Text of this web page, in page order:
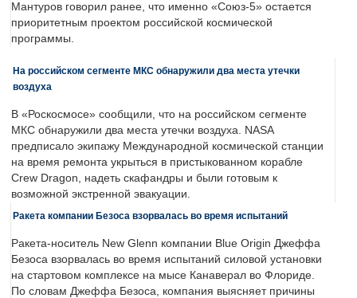
Мантуров говорил ранее, что именно «Союз-5» остается
приоритетным проектом российской космической
программы.
На российском сегменте МКС обнаружили два места утечки
воздуха
В «Роскосмосе» сообщили, что на российском сегменте
МКС обнаружили два места утечки воздуха. NASA
предписало экипажу Международной космической станции
на время ремонта укрыться в пристыкованном корабле
Crew Dragon, надеть скафандры и были готовым к
возможной экстренной эвакуации.
Ракета компании Безоса взорвалась во время испытаний
Ракета-носитель New Glenn компании Blue Origin Джеффа
Безоса взорвалась во время испытаний силовой установки
на стартовом комплексе на мысе Канаверал во Флориде.
По словам Джеффа Безоса, компания выясняет причины